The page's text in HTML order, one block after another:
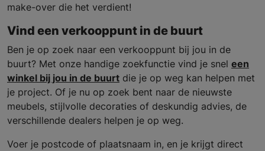
make-over die het verdient!
Vind een verkooppunt in de buurt
Ben je op zoek naar een verkooppunt bij jou in de
buurt? Met onze handige zoekfunctie vind je snel een
winkel bij jou in de buurt die je op weg kan helpen met
je project. Of je nu op zoek bent naar de nieuwste
meubels, stijlvolle decoraties of deskundig advies, de
verschillende dealers helpen je op weg.
Voer je postcode of plaatsnaam in, en je krijgt direct